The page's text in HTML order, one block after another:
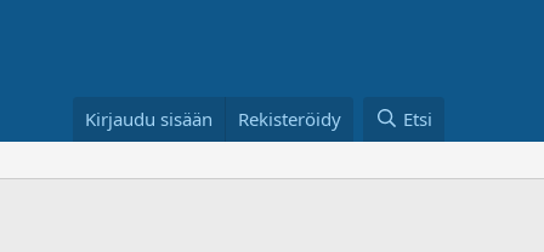
Kirjaudu sisään Rekisteröidy Etsi